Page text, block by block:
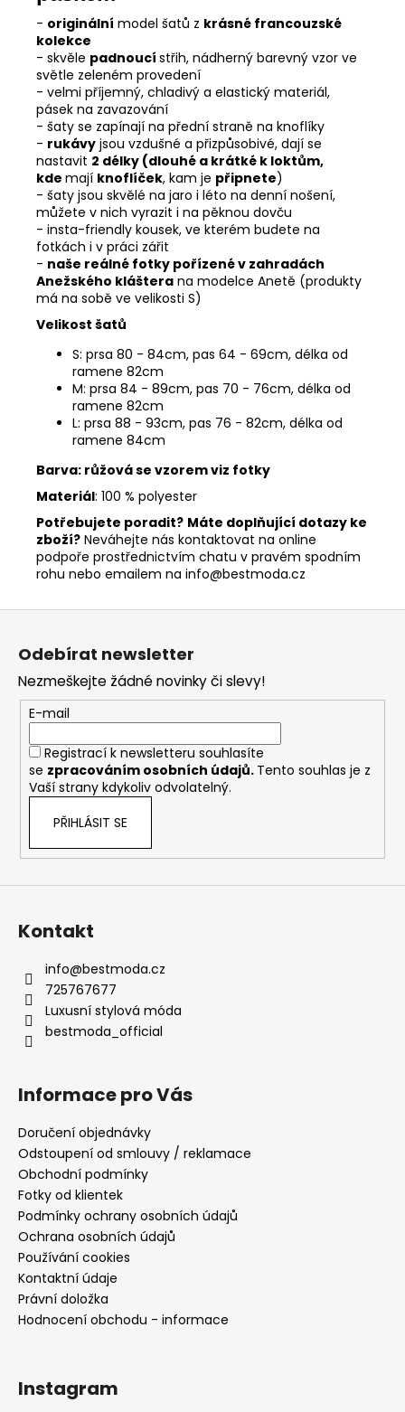
- originální model šatů z krásné francouzské
kolekce
- skvěle padnoucí střih, nádherný barevný vzor ve
světle zeleném provedení
- velmi příjemný, chladivý a elastický materiál,
pásek na zavazování
- šaty se zapínají na přední straně na knoflíky
- rukávy jsou vzdušné a přizpůsobivé, dají se
nastavit 2 délky (dlouhé a krátké k loktům,
kde mají knoflíček, kam je připnete)
- šaty jsou skvělé na jaro i léto na denní nošení,
můžete v nich vyrazit i na pěknou dovču
- insta-friendly kousek, ve kterém budete na
fotkách i v práci zářit
- naše reálné fotky pořízené v zahradách
Anežského kláštera na modelce Anetě (produkty
má na sobě ve velikosti S)
Velikost šatů
S: prsa 80 - 84cm, pas 64 - 69cm, délka od
ramene 82cm
M: prsa 84 - 89cm, pas 70 - 76cm, délka od
ramene 82cm
L: prsa 88 - 93cm, pas 76 - 82cm, délka od
ramene 84cm
Barva: růžová se vzorem viz fotky
Materiál: 100 % polyester
Potřebujete poradit? Máte doplňující dotazy ke
zboží? Neváhejte nás kontaktovat na online
podpoře prostřednictvím chatu v pravém spodním
rohu nebo emailem na info@bestmoda.cz
Odebírat newsletter
Nezmeškejte žádné novinky či slevy!
E-mail
Registrací k newsletteru souhlasíte
se zpracováním osobních údajů. Tento souhlas je z
Vaší strany kdykoliv odvolatelný.
PŘIHLÁSIT SE
Kontakt
info@bestmoda.cz
725767677
Luxusní stylová móda
bestmoda_official
Informace pro Vás
Doručení objednávky
Odstoupení od smlouvy / reklamace
Obchodní podmínky
Fotky od klientek
Podmínky ochrany osobních údajů
Ochrana osobních údajů
Používání cookies
Kontaktní údaje
Právní doložka
Hodnocení obchodu - informace
Instagram